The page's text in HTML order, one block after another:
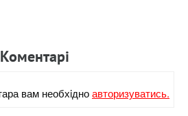
Коментарi
вам необхiдноавторизуватись.